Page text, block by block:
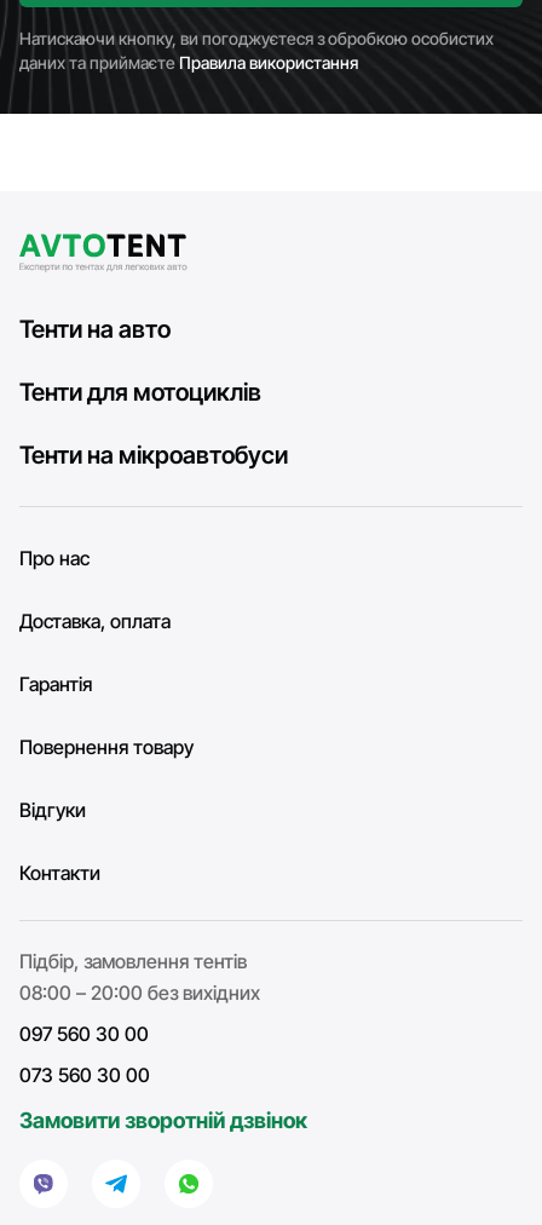
Натискаючи кнопку, ви погоджуєтеся з обробкою особистих
даних та приймаєтеПравила використання
Тенти на авто
Тенти для мотоциклів
Тенти на мікроавтобуси
Про нас
Доставка, оплата
Гарантія
Повернення товару
Відгуки
Контакти
Підбір, замовлення тентів
08:00 – 20:00 без вихідних
097 560 30 00
073 560 30 00
Замовити зворотній дзвінок